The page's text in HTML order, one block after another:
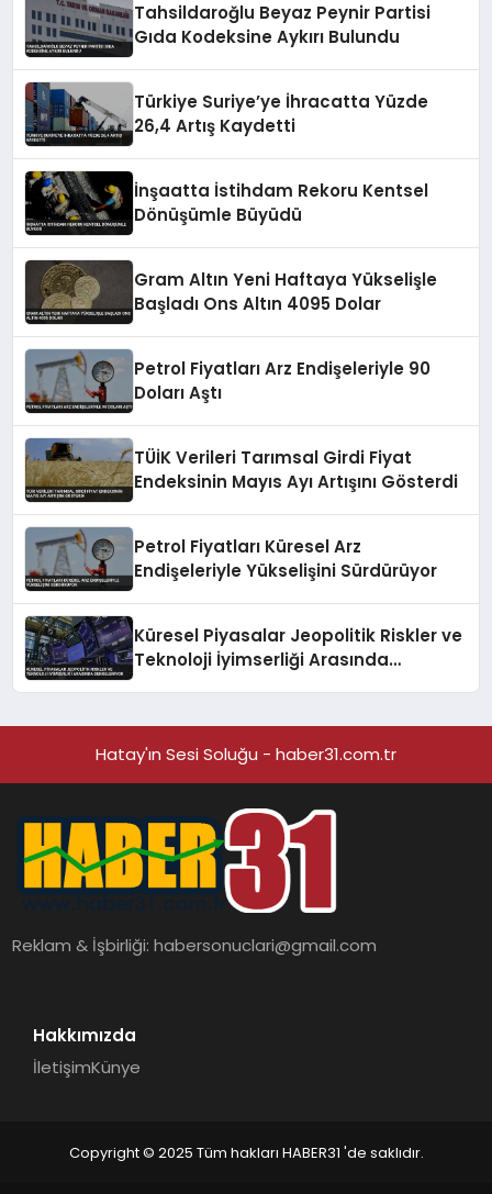
Tahsildaroğlu Beyaz Peynir Partisi
Gıda Kodeksine Aykırı Bulundu
Türkiye Suriye’ye İhracatta Yüzde
26,4 Artış Kaydetti
İnşaatta İstihdam Rekoru Kentsel
Dönüşümle Büyüdü
Gram Altın Yeni Haftaya Yükselişle
Başladı Ons Altın 4095 Dolar
Petrol Fiyatları Arz Endişeleriyle 90
Doları Aştı
TÜİK Verileri Tarımsal Girdi Fiyat
Endeksinin Mayıs Ayı Artışını Gösterdi
Petrol Fiyatları Küresel Arz
Endişeleriyle Yükselişini Sürdürüyor
Küresel Piyasalar Jeopolitik Riskler ve
Teknoloji İyimserliği Arasında
Hatay'ın Sesi Soluğu - haber31.com.tr
Reklam & İşbirliği:habersonuclari@gmail.com
Hakkımızda
İletişimKünye
Copyright © 2025 Tüm hakları HABER31 'de saklıdır.